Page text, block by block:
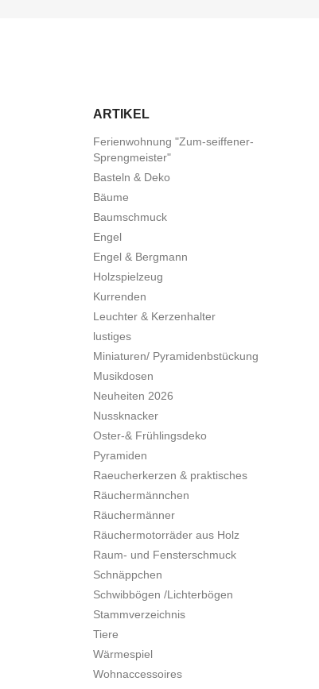
ARTIKEL
Ferienwohnung "Zum-seiffener-
Sprengmeister"
Basteln & Deko
Bäume
Baumschmuck
Engel
Engel & Bergmann
Holzspielzeug
Kurrenden
Leuchter & Kerzenhalter
lustiges
Miniaturen/ Pyramidenbstückung
Musikdosen
Neuheiten 2026
Nussknacker
Oster-& Frühlingsdeko
Pyramiden
Raeucherkerzen & praktisches
Räuchermännchen
Räuchermänner
Räuchermotorräder aus Holz
Raum- und Fensterschmuck
Schnäppchen
Schwibbögen /Lichterbögen
Stammverzeichnis
Tiere
Wärmespiel
Wohnaccessoires